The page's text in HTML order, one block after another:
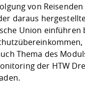
von
daraus
Union
Thema des
der HTW